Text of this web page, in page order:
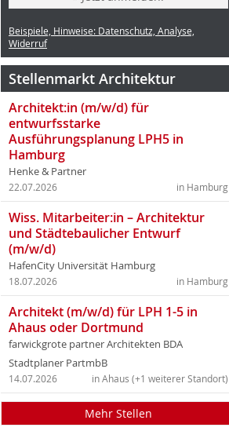
Beispiele, Hinweise: Datenschutz, Analyse,
Widerruf
Stellenmarkt Architektur
Architekt:in (m/w/d) für
entwurfsstarke
Ausführungsplanung LPH5 in
Hamburg
Henke & Partner
in Hamburg
22.07.2026
Wiss. Mitarbeiter:in – Architektur
und Städtebaulicher Entwurf
(m/w/d)
HafenCity Universität Hamburg
in Hamburg
18.07.2026
Architekt (m/w/d) für LPH 1-5 in
Ahaus oder Dortmund
farwickgrote partner Architekten BDA
Stadtplaner PartmbB
in Ahaus (+1 weiterer Standort)
14.07.2026
Mehr Stellen